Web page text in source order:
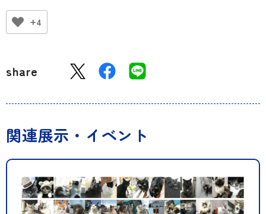
+4
share
関連展示・イベント